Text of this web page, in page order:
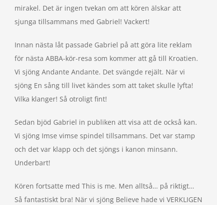
mirakel. Det är ingen tvekan om att kören älskar att
sjunga tillsammans med Gabriel! Vackert!
Innan nästa låt passade Gabriel på att göra lite reklam
för nästa ABBA-kör-resa som kommer att gå till Kroatien.
Vi sjöng Andante Andante. Det svängde rejält. När vi
sjöng En sång till livet kändes som att taket skulle lyfta!
Vilka klanger! Så otroligt fint!
Sedan bjöd Gabriel in publiken att visa att de också kan.
Vi sjöng Imse vimse spindel tillsammans. Det var stamp
och det var klapp och det sjöngs i kanon minsann.
Underbart!
Kören fortsatte med This is me. Men alltså… på riktigt…
Så fantastiskt bra! När vi sjöng Believe hade vi VERKLIGEN